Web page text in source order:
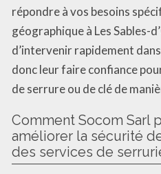
répondre à vos besoins
géographique à Les Sables-
d’intervenir rapidement
donc leur faire confiance
de serrure ou de clé de
Comment Socom Sarl
améliorer la sécurité
des services de